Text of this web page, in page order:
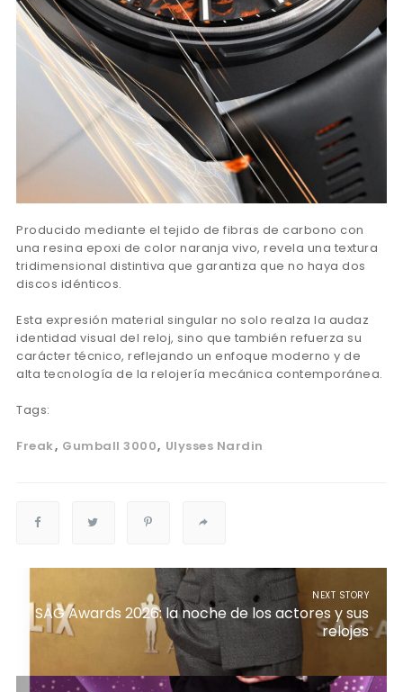
Producido mediante el tejido de fibras de carbono con
una resina epoxi de color naranja vivo, revela una textura
tridimensional distintiva que garantiza que no haya dos
discos idénticos.
Esta expresión material singular no solo realza la audaz
identidad visual del reloj, sino que también refuerza su
carácter técnico, reflejando un enfoque moderno y de
alta tecnología de la relojería mecánica contemporánea.
Tags:
Freak Gumball 3000 Ulysses Nardin
NEXT STORY
SAG Awards 2026: la noche de los actores y sus
relojes